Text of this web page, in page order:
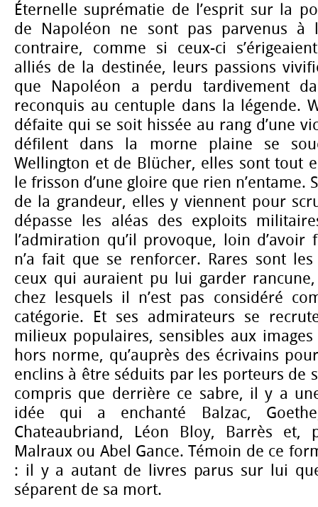
Éternelle suprématie de l’esprit sur la
de Napoléon ne sont pas parvenus à
contraire, comme si ceux-ci
alliés de la destinée, leurs passions
que Napoléon a perdu tardivement
reconquis au centuple dans la légende.
défaite qui se soit hissée au rang d’une
défilent dans la morne plaine se
Wellington et de Blücher, elles sont tout
le frisson d’une gloire que rien n’entame.
de la grandeur, elles y viennent pour
dépasse les aléas des exploits
l’admiration qu’il provoque, loin
n’a fait que se renforcer. Rares sont
ceux qui auraient pu lui garder rancune,
chez lesquels il n’est pas considéré
catégorie. Et ses admirateurs se
milieux populaires, sensibles aux images
hors norme, qu’auprès des écrivains
enclins à être séduits par les porteurs de
compris que derrière ce sabre, il y a
idée qui a enchanté Balzac,
Chateaubriand, Léon Bloy, Barrès et,
Malraux ou Abel Gance. Témoin de ce
: il y a autant de livres parus sur lui
séparent de sa mort.